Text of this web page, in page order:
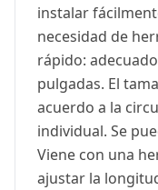
instalar
necesidad de
rápido:
pulgadas. El
acuerdo a la
individual. Se
Viene con una
ajustar la